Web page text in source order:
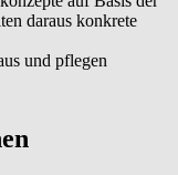
daraus konkrete
und pflegen